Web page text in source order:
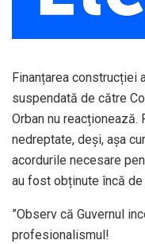
Finanțarea
suspendată de către
Orban nu
nedreptate, deși, așa
acordurile necesare
au fost obținute încă de
”Observ că Guvernul
profesionalismul!